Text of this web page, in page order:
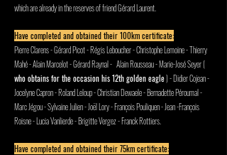
which are already in the reserves of friend Gérard Laurent.
Have completed and obtained their 100km certificate:
Pierre Clarens - Gérard Picot - Régis Leboucher - Christophe Lemoine - Thierry
Mahé - Alain Marcelot - Gérard Raynal - Alain Rousseau - Marie-José Seyer (
who obtains for the occasion his 12th golden eagle) - Didier Cojean -
Jocelyne Capron - Roland Leloup - Christian Dewaele - Bernadette Péroumal -
Marc Jégou - Sylvaine Julien - Joël Lory - François Pouliquen - Jean -François
Roisne - Lucia Vanlierde - Brigitte Vergez - Franck Rottiers.
Have completed and obtained their 75km certificate: